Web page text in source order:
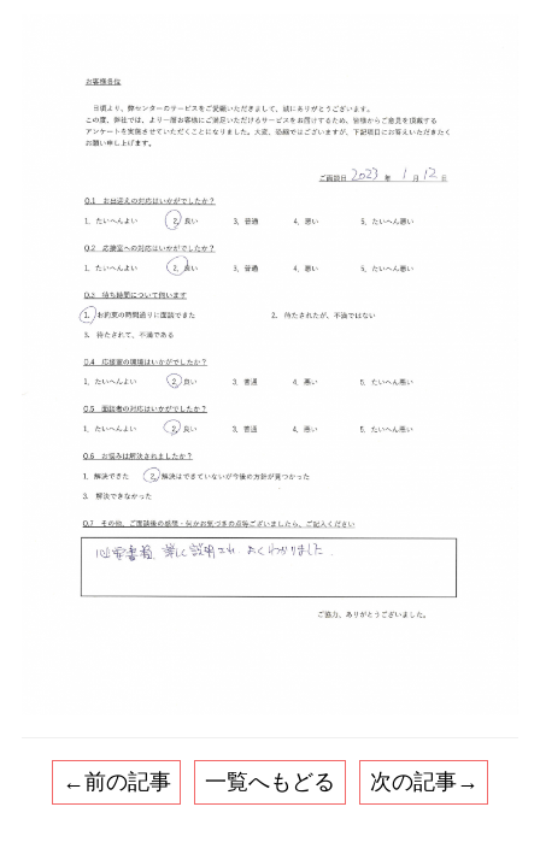
←前の記事 一覧へもどる 次の記事→